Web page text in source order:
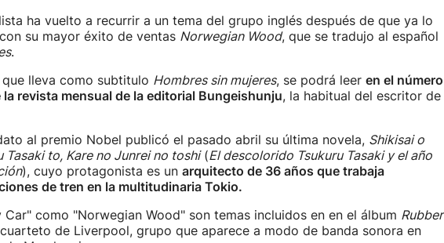
ha vuelto a recurrir a un tema del grupo inglés después de que ya lo
su mayor éxito de ventas Norwegian Wood, que se tradujo al español
.
lleva como subtitulo Hombres sin mujeres, se podrá leer en el número
la revista mensual de la editorial Bungeishunju, la habitual del escritor de
al premio Nobel publicó el pasado abril su última novela, Shikisai o
Tasaki to, Kare no Junrei no toshi(El descolorido Tsukuru Tasaki y el año
), cuyo protagonista es un arquitecto de 36 años que trabaja
de tren en la multitudinaria Tokio.
Car" como "Norwegian Wood" son temas incluidos en en el álbum Rubber
de Liverpool, grupo que aparece a modo de banda sonora en